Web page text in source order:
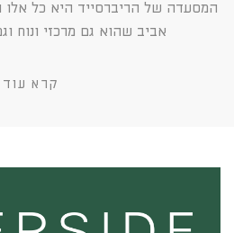
המסעדה של הריברסייד היא כל אלו
אביב שהוא גם מרכזי ונוח
קרא עוד